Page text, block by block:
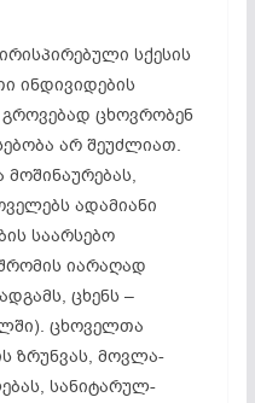
სქესის
ინდივიდების
ცხოვრობენ
არ შეუძლიათ.
მოშინაურებას,
ადამიანი
საარსებო
იარაღად
ცხენს –
ცხოველთა
ზრუნვას, მოვლა-
სანიტარულ-